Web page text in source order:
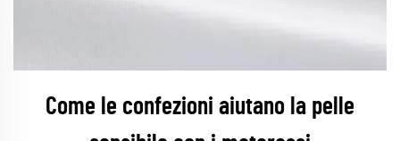
Come le confezioni aiutano la pelle